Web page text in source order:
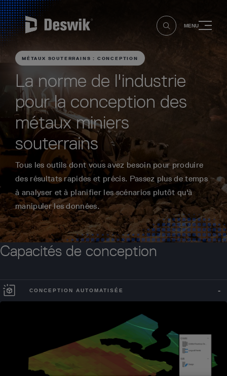
MENU
MÉTAUX SOUTERRAINS : CONCEPTION
La norme de l'industrie
pour la conception des
métaux miniers
souterrains
Tous les outils dont vous avez besoin pour produire
des résultats rapides et précis. Passez plus de temps
à analyser et à planifier les scénarios plutôt qu'à
manipuler les données.
Capacités de conception
CONCEPTION AUTOMATISÉE